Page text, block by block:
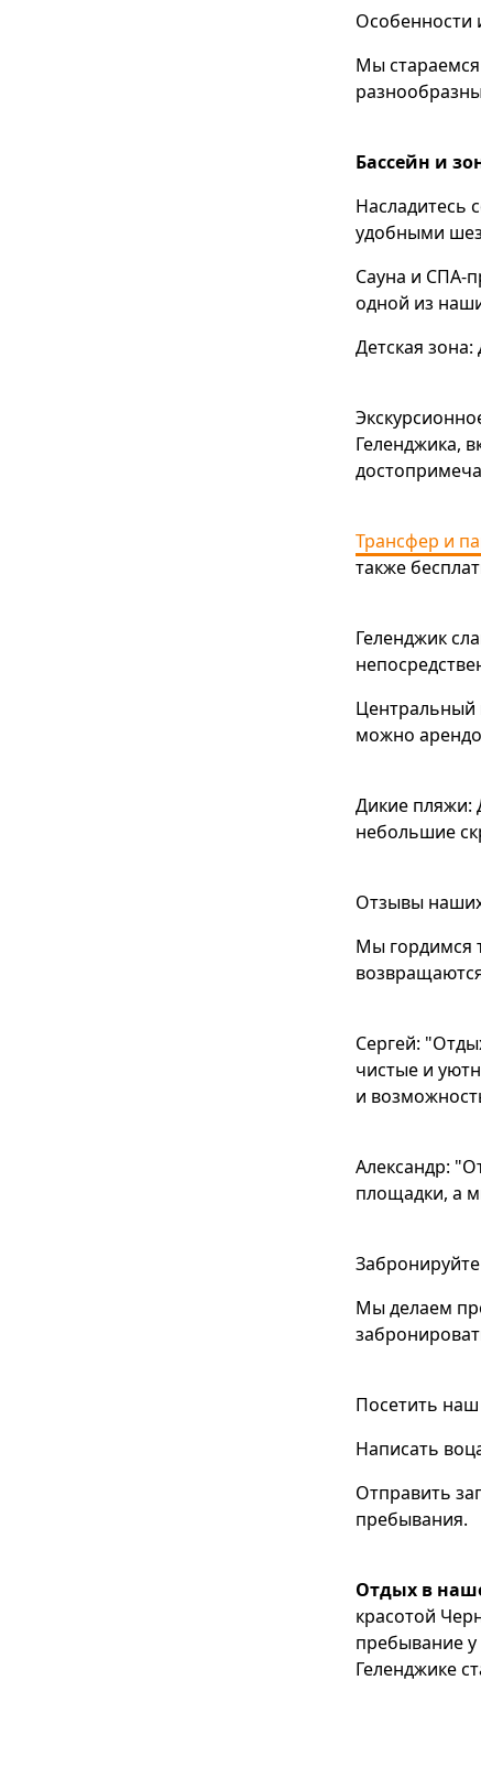
Особенности
Мы
Бассейн и
Насладитесь
удобными
Сауна и СПА-
одной из
Детская
Геленджика,
Трансфер и
также
Геленджик
Центральный
можно
Дикие пляжи:
небольшие
Отзывы
Мы гордимся
Сергей:
чистые и
и
Александр:
площадки, а
Мы делаем
Посетить
Написать
Отправить
пребывания.
Отдых в
красотой
пребывание
Геленджике